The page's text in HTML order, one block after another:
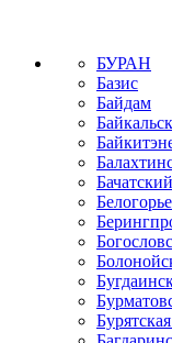
БУРАН
Базис
Байдам
Белогорье